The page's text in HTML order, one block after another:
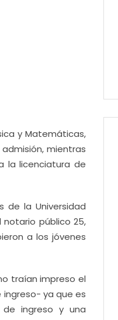
y Matemáticas,
mientras
la licenciatura de
de la Universidad
público 25,
a los jóvenes
traían impreso el
ya que es
de ingreso y una